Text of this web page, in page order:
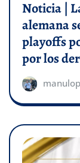
Noticia |
alemana
playoffs
por los